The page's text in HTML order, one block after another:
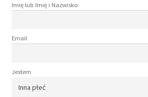
Imię lub Imię i Nazwisko
Email
Jestem